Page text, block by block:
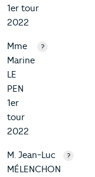
1er tour
2022
Mme
Marine
LE
PEN
1er
tour
2022
?
M. Jean-Luc
MÉLENCHON
?